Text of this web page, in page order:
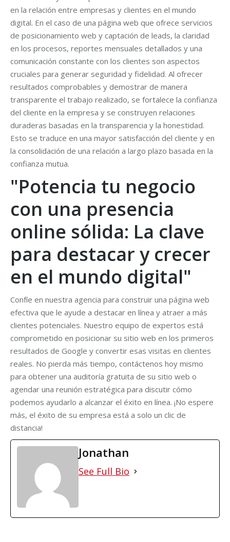
en la relación entre empresas y clientes en el mundo
digital. En el caso de una página web que ofrece servicios
de posicionamiento web y captación de leads, la claridad
en los procesos, reportes mensuales detallados y una
comunicación constante con los clientes son aspectos
cruciales para generar seguridad y fidelidad. Al ofrecer
resultados comprobables y demostrar de manera
transparente el trabajo realizado, se fortalece la confianza
del cliente en la empresa y se construyen relaciones
duraderas basadas en la transparencia y la honestidad.
Esto se traduce en una mayor satisfacción del cliente y en
la consolidación de una relación a largo plazo basada en la
confianza mutua.
"Potencia tu negocio
con una presencia
online sólida: La clave
para destacar y crecer
en el mundo digital"
Confíe en nuestra agencia para construir una página web
efectiva que le ayude a destacar en línea y atraer a más
clientes potenciales. Nuestro equipo de expertos está
comprometido en posicionar su sitio web en los primeros
resultados de Google y convertir esas visitas en clientes
reales. No pierda más tiempo, contáctenos hoy mismo
para obtener una auditoría gratuita de su sitio web o
agendar una reunión estratégica para discutir cómo
podemos ayudarlo a alcanzar el éxito en línea. ¡No espere
más, el éxito de su empresa está a solo un clic de
distancia!
Jonathan
See Full Bio